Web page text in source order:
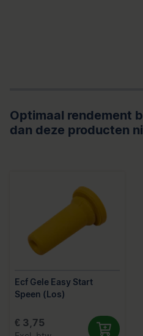
Optimaal rendement
dan deze producten
Ecf Gele Easy Start
Speen (Los)
€ 3,75